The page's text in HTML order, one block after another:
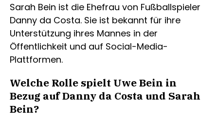
Sarah Bein ist die Ehefrau von Fußballspieler
Danny da Costa. Sie ist bekannt für ihre
Unterstützung ihres Mannes in der
Öffentlichkeit und auf Social-Media-
Plattformen.
Welche Rolle spielt Uwe Bein in
Bezug auf Danny da Costa und Sarah
Bein?